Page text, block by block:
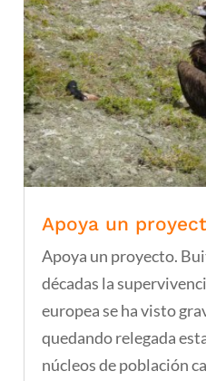
Apoya un
Apoya un proyecto.
décadas la
europea se ha visto
quedando relegada
núcleos de población